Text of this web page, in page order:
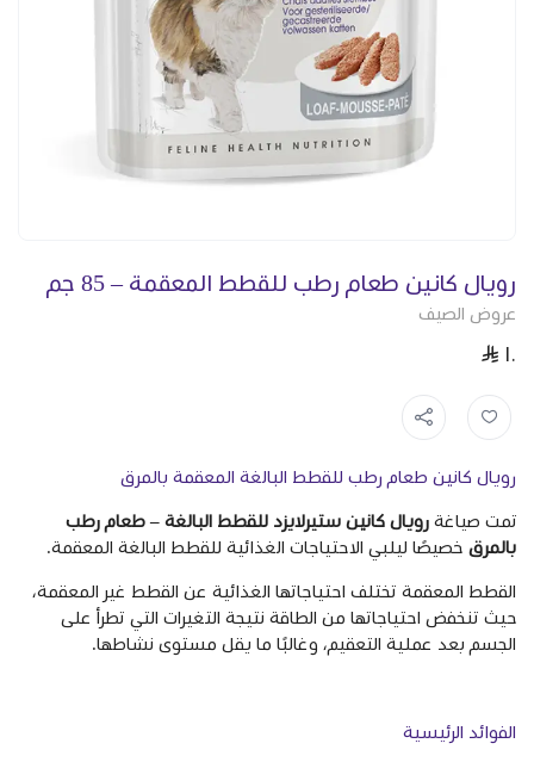
رويال كانين طعام رطب للقطط المعقمة – 85 جم
عروض الصيف
١٠
رويال كانين طعام رطب للقطط البالغة المعقمة بالمرق
تمت صياغة رويال كانين ستيرلايزد للقطط البالغة – طعام رطب
بالمرق خصيصًا ليلبي الاحتياجات الغذائية للقطط البالغة المعقمة.
القطط المعقمة تختلف احتياجاتها الغذائية عن القطط غير المعقمة،
حيث تنخفض احتياجاتها من الطاقة نتيجة التغيرات التي تطرأ على
الجسم بعد عملية التعقيم، وغالبًا ما يقل مستوى نشاطها.
الفوائد الرئيسية